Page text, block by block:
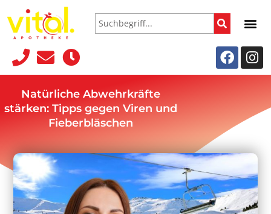
Natürliche Abwehrkräfte
stärken: Tipps gegen Viren und
Fieberbläschen